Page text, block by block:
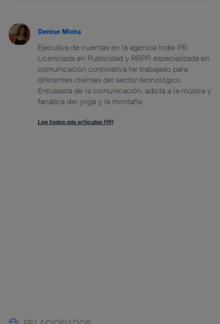
Denise Miota
Ejecutiva de cuentas en la agencia Indie PR.
Licenciada en Publicidad y RRPP, especializada en
comunicación corporativa he trabajado para
diferentes clientes del sector tecnológico.
Entusiasta de la comunicación, adicta a la música y
fanática del yoga y la montaña.
Lee todos mis artículos (19)